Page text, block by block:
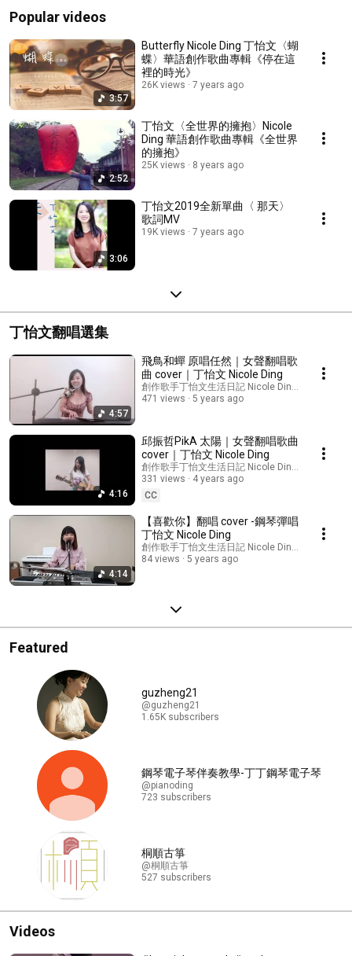
Popular videos
3:57
Butterfly Nicole Ding 丁怡文〈蝴
蝶〉華語創作歌曲專輯《停在這
裡的時光》
26K views 7 years ago
2:52
丁怡文〈全世界的擁抱〉Nicole
Ding 華語創作歌曲專輯《全世界
的擁抱》
25K views 8 years ago
3:06
丁怡文2019全新單曲〈 那天〉
歌詞MV
19K views 7 years ago
丁怡文翻唱選集
4:57
飛鳥和蟬 原唱任然｜女聲翻唱歌
曲 cover｜丁怡文 Nicole Ding
創作歌手丁怡文生活日記 Nicole Ding's Music
471 views
5 years ago
4:16
邱振哲PikA 太陽｜女聲翻唱歌曲
cover｜丁怡文 Nicole Ding
創作歌手丁怡文生活日記 Nicole Ding's Music
331 views
4 years ago
CC
4:14
【喜歡你】翻唱 cover -鋼琴彈唱
丁怡文 Nicole Ding
創作歌手丁怡文生活日記 Nicole Ding's Music
84 views
5 years ago
Featured
guzheng21
@guzheng21
1.65K subscribers
鋼琴電子琴伴奏教學-丁丁鋼琴電子琴
@pianoding
723 subscribers
桐順古箏
@桐順古箏
527 subscribers
Videos